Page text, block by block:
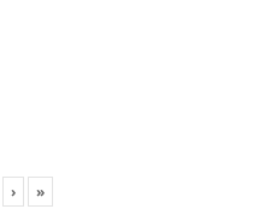
› »